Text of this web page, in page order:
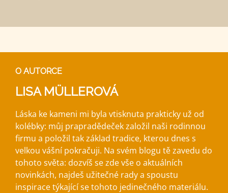
O AUTORCE
LISA MÜLLEROVÁ
Láska ke kameni mi byla vtisknuta prakticky už od
kolébky: můj prapradědeček založil naši rodinnou
firmu a položil tak základ tradice, kterou dnes s
velkou vášní pokračuji. Na svém blogu tě zavedu do
tohoto světa: dozvíš se zde vše o aktuálních
novinkách, najdeš užitečné rady a spoustu
inspirace týkající se tohoto jedinečného materiálu.